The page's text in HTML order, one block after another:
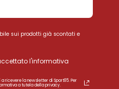
sui prodotti già scontati e
l'informativa
ricevere la newsletter di Sport85. Per
a tutela della privacy.